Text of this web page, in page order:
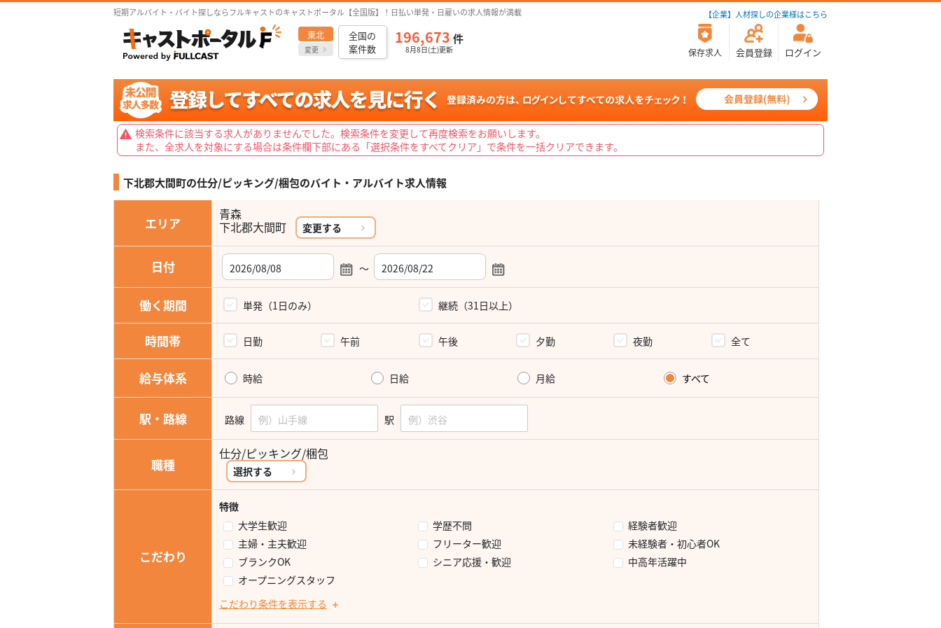
短期アルバイト・バイト探しならフルキャストのキャストポータル【全国版】！日払い単発・日雇いの求人情報が満載 【企業】人材探しの企業様はこちら
東北
変更
全国の
案件数
196,673 件
8月8日(土)更新 保存求人 会員登録 ログイン
検索条件に該当する求人がありませんでした。検索条件を変更して再度検索をお願いします。
また、全求人を対象にする場合は条件欄下部にある「選択条件をすべてクリア」で条件を一括クリアできます。
下北郡大間町の仕分/ピッキング/梱包のバイト・アルバイト求人情報
エリア
青森
下北郡大間町 変更する
日付 ～
働く期間 単発（1日のみ） 継続（31日以上）
時間帯 日勤 午前 午後 夕勤 夜勤 全て
給与体系 時給 日給 月給 すべて
駅・路線 路線 駅
職種
仕分/ピッキング/梱包
選択する
こだわり
特徴
大学生歓迎
学歴不問
経験者歓迎
主婦・主夫歓迎
フリーター歓迎
未経験者・初心者OK
ブランクOK
シニア応援・歓迎
中高年活躍中
オープニングスタッフ
こだわり条件を表示する